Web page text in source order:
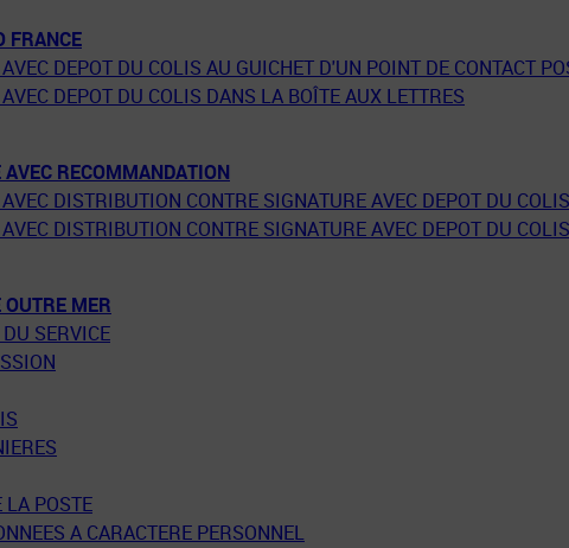
FRANCE
DEPOT DU COLIS AU GUICHET D'UN POINT DE CONTACT
DEPOT DU COLIS DANS LA BOÎTE AUX LETTRES
RECOMMANDATION
DISTRIBUTION CONTRE SIGNATURE AVEC DEPOT DU
DISTRIBUTION CONTRE SIGNATURE AVEC DEPOT DU
MER
SERVICE
LA POSTE
A CARACTERE PERSONNEL